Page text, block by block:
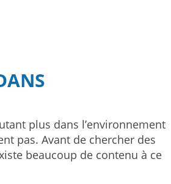
plus dans l’environnement
pas. Avant de chercher des
beaucoup de contenu à ce